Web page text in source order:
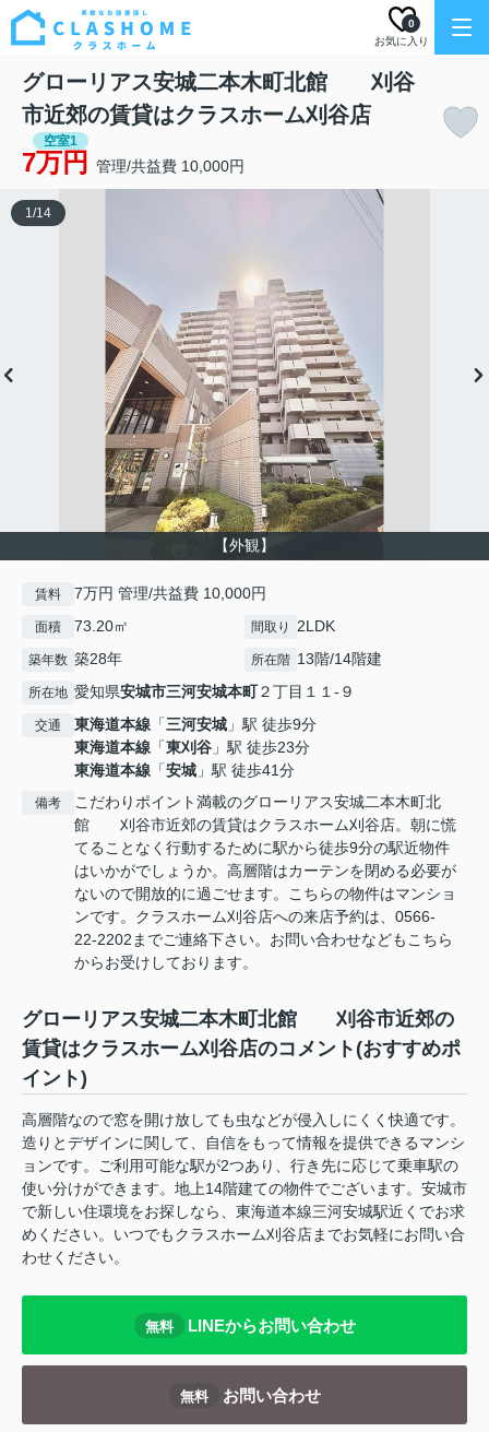
お気に入り
0
グローリアス安城二本木町北館 刈谷
市近郊の賃貸はクラスホーム刈谷店
空室1
7万円 管理/共益費 10,000円
【外観】
1/14
賃料 7万円 管理/共益費 10,000円
面積 73.20㎡ 間取り 2LDK
築年数 築28年 所在階 13階/14階建
所在地 愛知県安城市三河安城本町２丁目１１-９
交通 東海道本線 「三河安城 」駅 徒歩9分
東海道本線 「東刈谷 」駅 徒歩23分
東海道本線 「安城 」駅 徒歩41分
備考
こだわりポイント満載のグローリアス安城二本木町北
館 刈谷市近郊の賃貸はクラスホーム刈谷店。朝に慌
てることなく行動するために駅から徒歩9分の駅近物件
はいかがでしょうか。高層階はカーテンを閉める必要が
ないので開放的に過ごせます。こちらの物件はマンショ
ンです。クラスホーム刈谷店への来店予約は、0566-
22-2202までご連絡下さい。お問い合わせなどもこちら
からお受けしております。
グローリアス安城二本木町北館 刈谷市近郊の
賃貸はクラスホーム刈谷店のコメント(おすすめポ
イント)
高層階なので窓を開け放しても虫などが侵入しにくく快適です。
造りとデザインに関して、自信をもって情報を提供できるマンシ
ョンです。ご利用可能な駅が2つあり、行き先に応じて乗車駅の
使い分けができます。地上14階建ての物件でございます。安城市
で新しい住環境をお探しなら、東海道本線三河安城駅近くでお求
めください。いつでもクラスホーム刈谷店までお気軽にお問い合
わせください。
無料 LINEからお問い合わせ
無料 お問い合わせ